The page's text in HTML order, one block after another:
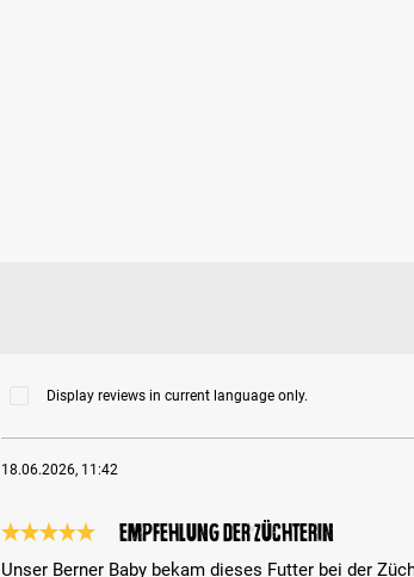
Display reviews in current language only.
18.06.2026, 11:42
Empfehlung der Züchterin
Unser Berner Baby bekam dieses Futter bei der